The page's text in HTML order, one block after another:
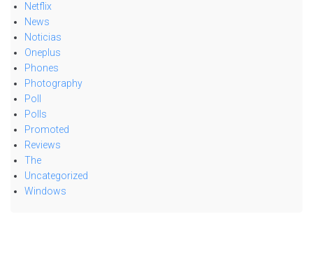
Netflix
News
Noticias
Oneplus
Phones
Photography
Poll
Polls
Promoted
Reviews
The
Uncategorized
Windows